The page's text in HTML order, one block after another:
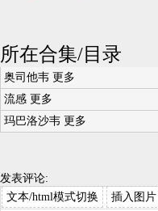
所在合集/目录
奥司他韦 更多
流感 更多
玛巴洛沙韦 更多
发表评论:
文本/html模式切换
插入图片